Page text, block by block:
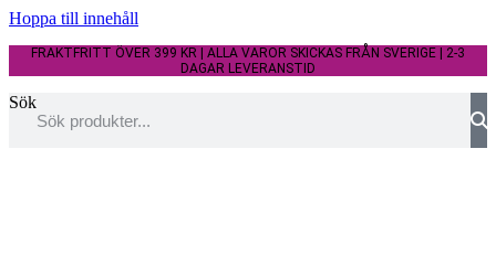
Hoppa till innehåll
FRAKTFRITT ÖVER 399 KR | ALLA VAROR SKICKAS FRÅN SVERIGE | 2-3
DAGAR LEVERANSTID
Sök